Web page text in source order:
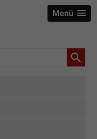
Menü